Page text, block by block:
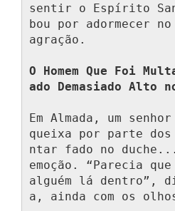
sentir o Espírito
bou por adormecer no
agração.
O Homem Que Foi
ado Demasiado Alto
Em Almada, um
queixa por parte
ntar fado no duche...
emoção. “Parecia
alguém lá dentro”,
a, ainda com os